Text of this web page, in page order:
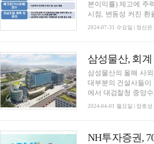
본이익률) 제고에 주
시점, 변동성 커진 환
2024-07-31 수요일 | 정선은
삼성물산의 올해 사
대부분의 건설사들
에서 대검찰청 중앙
2024-04-01 월요일 | 장호성
NH투자증권,